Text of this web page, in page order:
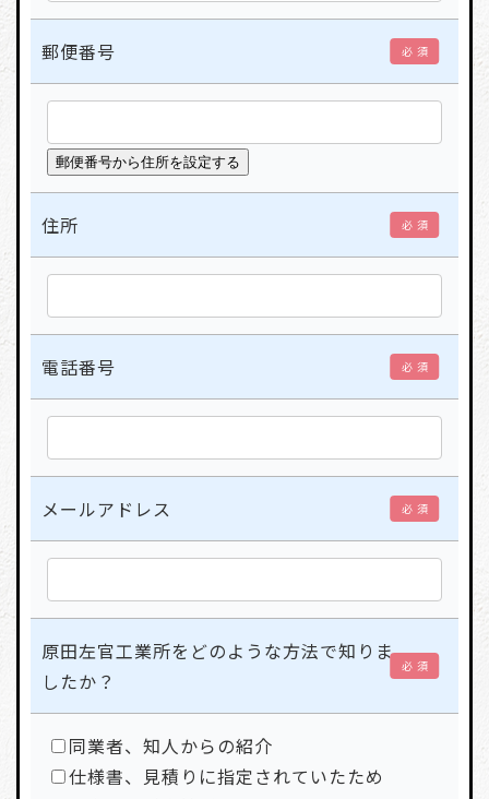
郵便番号 必 須
住所 必 須
電話番号 必 須
メールアドレス 必 須
原田左官工業所をどのような方法で知りま
したか？
必 須
同業者、知人からの紹介
仕様書、見積りに指定されていたため